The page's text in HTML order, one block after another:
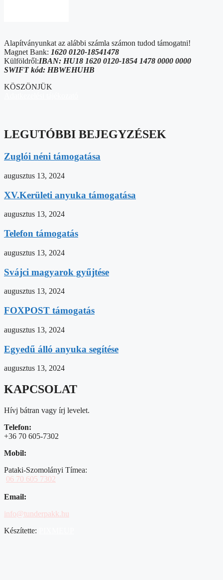
Alapítványunkat az alábbi számla számon tudod támogatni!
Magnet Bank: 1620 0120-18541478
Külföldről:IBAN: HU18 1620 0120-1854 1478 0000 0000
SWIFT kód: HBWEHUHB
KÖSZÖNJÜK
LEGUTÓBBI BEJEGYZÉSEK
Zuglói néni támogatása
augusztus 13, 2024
XV.Kerületi anyuka támogatása
augusztus 13, 2024
Telefon támogatás
augusztus 13, 2024
Svájci magyarok gyűjtése
augusztus 13, 2024
FOXPOST támogatás
augusztus 13, 2024
Egyedű álló anyuka segítése
augusztus 13, 2024
KAPCSOLAT
Hívj bátran vagy írj levelet.
Telefon:
+36 70 605-7302
Mobil:
Pataki-Szomolányi Tímea:
06 70 605 7302
Email:
info@tunderpakk.hu
Készítette: